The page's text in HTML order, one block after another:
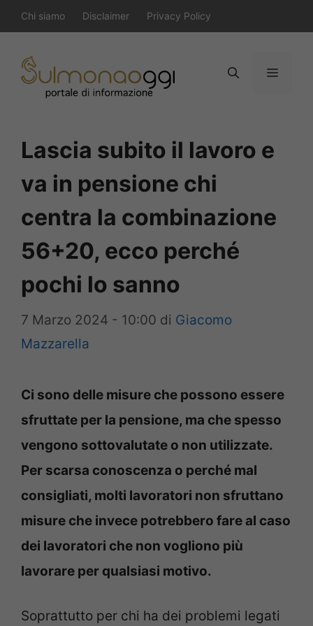
al
contenuto
Chi siamo Disclaimer Privacy Policy
Menu
Lascia subito il lavoro e
va in pensione chi
centra la combinazione
56+20, ecco perché
pochi lo sanno
7 Marzo 2024 - 10:00 di Giacomo
Mazzarella
Ci sono delle misure che possono essere
sfruttate per la pensione, ma che spesso
vengono sottovalutate o non utilizzate.
Per scarsa conoscenza o perché mal
consigliati, molti lavoratori non sfruttano
misure che invece potrebbero fare al caso
dei lavoratori che non vogliono più
lavorare per qualsiasi motivo.
Soprattutto per chi ha dei problemi legati